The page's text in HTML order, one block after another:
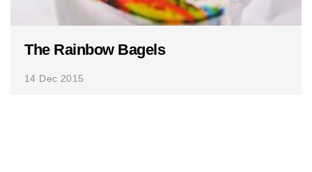
The Rainbow Bagels
14 Dec 2015